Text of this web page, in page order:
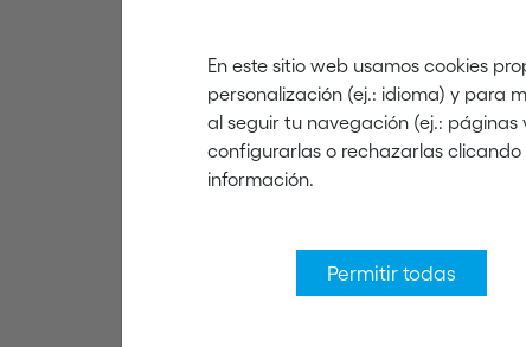
En este sitio web usamos cookies
personalización (ej.: idioma) y para
al seguir tu navegación (ej.:
configurarlas o rechazarlas clicando
información.
Permitir todas
marró